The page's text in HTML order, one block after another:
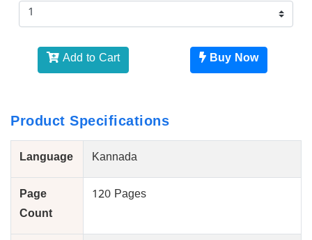
Add to Cart Buy Now
Product Specifications
Language Kannada
Page
Count
120 Pages